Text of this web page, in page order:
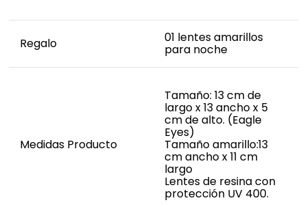
Regalo 01 lentes amarillos
para noche
Medidas Producto
Tamaño: 13 cm de
largo x 13 ancho x 5
cm de alto. (Eagle
Eyes)
Tamaño amarillo:13
cm ancho x 11 cm
largo
Lentes de resina con
protección UV 400.